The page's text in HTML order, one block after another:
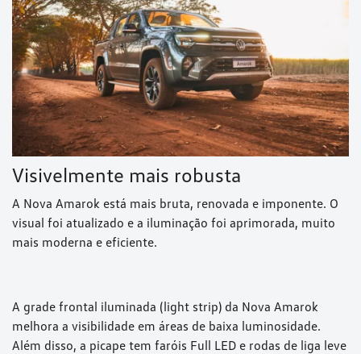
Visivelmente mais robusta
A Nova Amarok está mais bruta, renovada e imponente. O
visual foi atualizado e a iluminação foi aprimorada, muito
mais moderna e eficiente.
A grade frontal iluminada (light strip) da Nova Amarok
melhora a visibilidade em áreas de baixa luminosidade.
Além disso, a picape tem faróis Full LED e rodas de liga leve